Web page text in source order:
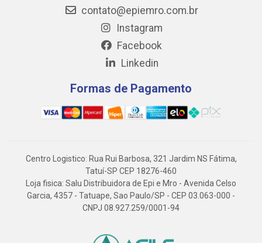
contato@epiemro.com.br
Instagram
Facebook
Linkedin
Formas de Pagamento
Centro Logistico: Rua Rui Barbosa, 321 Jardim NS Fátima,
Tatuí-SP CEP 18276-460
Loja fisica: Salu Distribuidora de Epi e Mro - Avenida Celso
Garcia, 4357 - Tatuape, Sao Paulo/SP - CEP 03.063-000 -
CNPJ 08.927.259/0001-94